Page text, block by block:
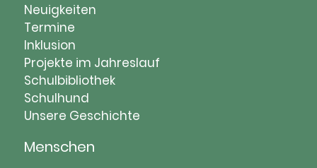
Navigation
überspringen
Neuigkeiten
Termine
Inklusion
Projekte im Jahreslauf
Schulbibliothek
Schulhund
Unsere Geschichte
Menschen